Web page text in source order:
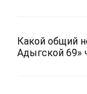
Какой общий
Адыгской 69»